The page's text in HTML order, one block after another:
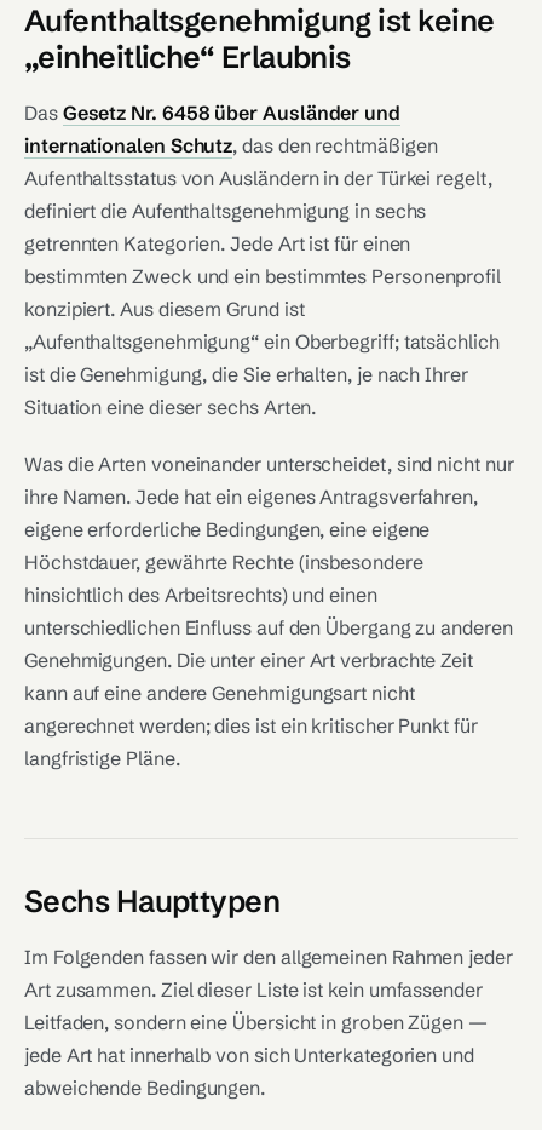
Aufenthaltsgenehmigung ist keine
„einheitliche“ Erlaubnis
Das Gesetz Nr. 6458 über Ausländer und
internationalen Schutz, das den rechtmäßigen
Aufenthaltsstatus von Ausländern in der Türkei regelt,
definiert die Aufenthaltsgenehmigung in sechs
getrennten Kategorien. Jede Art ist für einen
bestimmten Zweck und ein bestimmtes Personenprofil
konzipiert. Aus diesem Grund ist
„Aufenthaltsgenehmigung“ ein Oberbegriff; tatsächlich
ist die Genehmigung, die Sie erhalten, je nach Ihrer
Situation eine dieser sechs Arten.
Was die Arten voneinander unterscheidet, sind nicht nur
ihre Namen. Jede hat ein eigenes Antragsverfahren,
eigene erforderliche Bedingungen, eine eigene
Höchstdauer, gewährte Rechte (insbesondere
hinsichtlich des Arbeitsrechts) und einen
unterschiedlichen Einfluss auf den Übergang zu anderen
Genehmigungen. Die unter einer Art verbrachte Zeit
kann auf eine andere Genehmigungsart nicht
angerechnet werden; dies ist ein kritischer Punkt für
langfristige Pläne.
Sechs Haupttypen
Im Folgenden fassen wir den allgemeinen Rahmen jeder
Art zusammen. Ziel dieser Liste ist kein umfassender
Leitfaden, sondern eine Übersicht in groben Zügen —
jede Art hat innerhalb von sich Unterkategorien und
abweichende Bedingungen.